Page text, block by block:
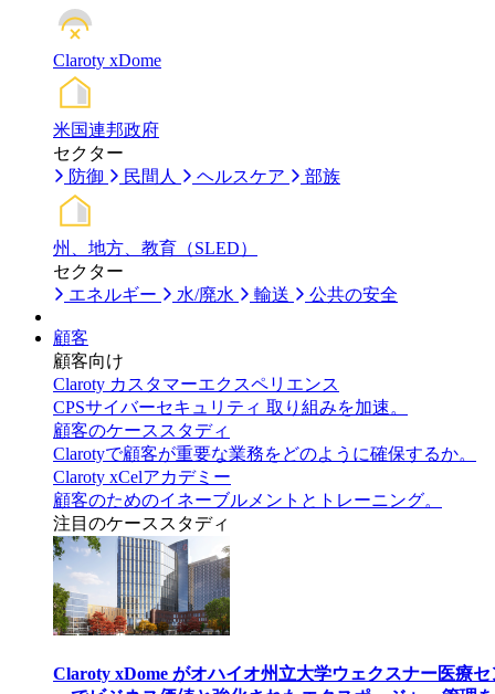
Claroty xDome
米国連邦政府
セクター
防御
民間人 ヘルスケア 部族
州、地方、教育（SLED）
セクター
エネルギー
水/廃水 輸送 公共の安全
顧客
顧客向け
Claroty カスタマーエクスペリエンス
CPSサイバーセキュリティ 取り組みを加速。
顧客のケーススタディ
Clarotyで顧客が重要な業務をどのように確保するか。
Claroty xCelアカデミー
顧客のためのイネーブルメントとトレーニング。
注目のケーススタディ
Claroty xDome がオハイオ州立大学ウェクスナー医療セ